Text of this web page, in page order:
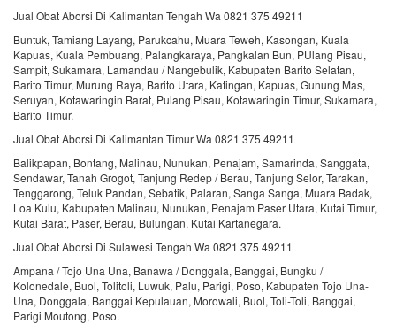
Jual Obat Aborsi Di Kalimantan Tengah Wa 0821 375 49211
Buntuk, Tamiang Layang, Parukcahu, Muara Teweh, Kasongan, Kuala
Kapuas, Kuala Pembuang, Palangkaraya, Pangkalan Bun, PUlang Pisau,
Sampit, Sukamara, Lamandau / Nangebulik, Kabupaten Barito Selatan,
Barito Timur, Murung Raya, Barito Utara, Katingan, Kapuas, Gunung Mas,
Seruyan, Kotawaringin Barat, Pulang Pisau, Kotawaringin Timur, Sukamara,
Barito Timur.
Jual Obat Aborsi Di Kalimantan Timur Wa 0821 375 49211
Balikpapan, Bontang, Malinau, Nunukan, Penajam, Samarinda, Sanggata,
Sendawar, Tanah Grogot, Tanjung Redep / Berau, Tanjung Selor, Tarakan,
Tenggarong, Teluk Pandan, Sebatik, Palaran, Sanga Sanga, Muara Badak,
Loa Kulu, Kabupaten Malinau, Nunukan, Penajam Paser Utara, Kutai Timur,
Kutai Barat, Paser, Berau, Bulungan, Kutai Kartanegara.
Jual Obat Aborsi Di Sulawesi Tengah Wa 0821 375 49211
Ampana / Tojo Una Una, Banawa / Donggala, Banggai, Bungku /
Kolonedale, Buol, Tolitoli, Luwuk, Palu, Parigi, Poso, Kabupaten Tojo Una-
Una, Donggala, Banggai Kepulauan, Morowali, Buol, Toli-Toli, Banggai,
Parigi Moutong, Poso.